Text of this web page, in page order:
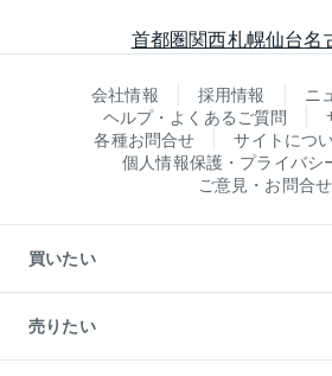
首都圏関西札幌仙台名
会社情報 採用情報
ニ
ヘルプ・よくあるご質問
各種お問合せ
サイトにつ
個人情報保護・プライバシ
ご意見・お問合せ
買いたい
新築・分譲マンションの購入
中古マンションの購入
一戸建ての購入
売りたい